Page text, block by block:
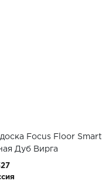
доска Focus Floor Smart
Дуб Вирга